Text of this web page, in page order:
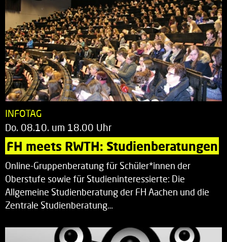
INFOTAG
Do. 08.10. um 18.00 Uhr
FH meets RWTH: Studienberatungen
Online-Gruppenberatung für Schüler*innen der
Oberstufe sowie für Studieninteressierte: Die
Allgemeine Studienberatung der FH Aachen und die
Zentrale Studienberatung…